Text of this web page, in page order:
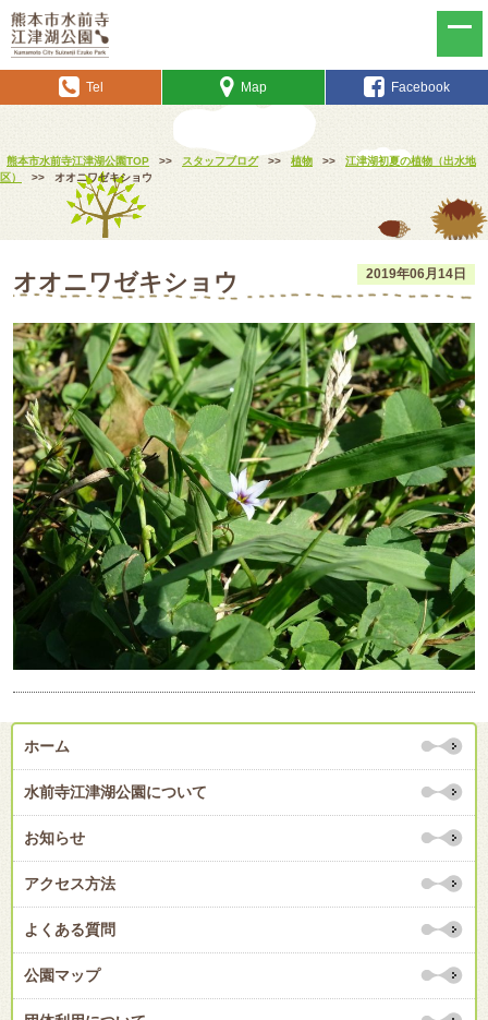
Tel Map Facebook
熊本市水前寺江津湖公園TOP >> スタッフブログ >> 植物 >>
江津湖初夏の植物（出水地
区）
>> オオニワゼキショウ
2019年06月14日
オオニワゼキショウ
ホーム
水前寺江津湖公園について
お知らせ
アクセス方法
よくある質問
公園マップ